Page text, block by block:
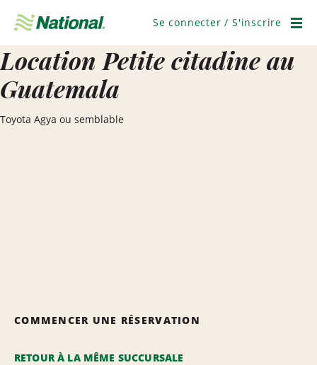
navigation
Se connecter / S'inscrire
Location Petite citadine au
Guatemala
Toyota Agya ou semblable
COMMENCER UNE RÉSERVATION
RETOUR À LA MÊME SUCCURSALE